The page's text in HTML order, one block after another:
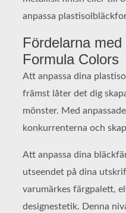
anpassa
Fördelarna
Formula Colors
Att anpassa dina
främst låter det dig
mönster. Med
konkurrenterna och
Att anpassa dina
utseendet på dina
varumärkes färgpalett,
designestetik. Denna